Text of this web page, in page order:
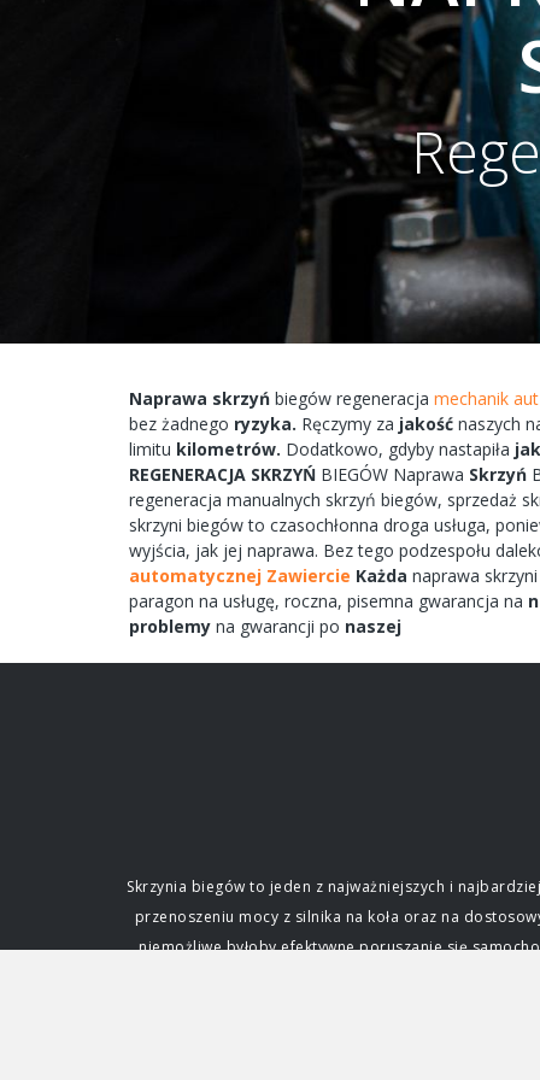
Naprawa skrzyń biegów regeneracja mechanik
bez żadnego ryzyka. Ręczymy za jakość naszych
limitu kilometrów. Dodatkowo, gdyby nastapiła
REGENERACJA SKRZYŃ BIEGÓW Naprawa Skrzyń
regeneracja manualnych skrzyń biegów, sprzedaż
skrzyni biegówto czasochłonna droga usługa,
wyjścia, jak jej naprawa. Bez tego podzespołu
automatycznej Zawiercie Każda naprawa
paragon na usługę, roczna, pisemna gwarancja na
problemy na gwarancji po naszej
Skrzynia biegów to jeden z najważniejszych i
przenoszeniu mocy z silnika na koła oraz na
niemożliwe byłoby efektywne poruszanie się